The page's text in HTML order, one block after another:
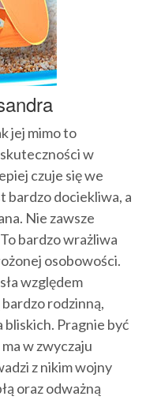
jej mimo to
w
czuje się we
bardzo dociekliwa, a
Nie zawsze
bardzo wrażliwa
osobowości.
względem
rodzinną,
bliskich. Pragnie być
w zwyczaju
z nikim wojny
oraz odważną